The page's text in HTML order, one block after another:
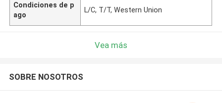
Condiciones de p
ago
L/C, T/T, Western Union
Vea más
SOBRE NOSOTROS